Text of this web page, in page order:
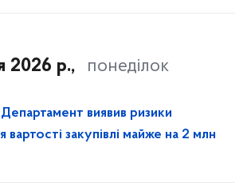
2026 р., понеділок
виявив ризики
вартості закупівлі майже на 2 млн